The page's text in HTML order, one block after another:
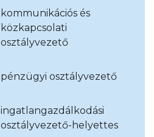
kommunikációs és
közkapcsolati
osztályvezető
pénzügyi osztályvezető
ingatlangazdálkodási
osztályvezető-helyettes